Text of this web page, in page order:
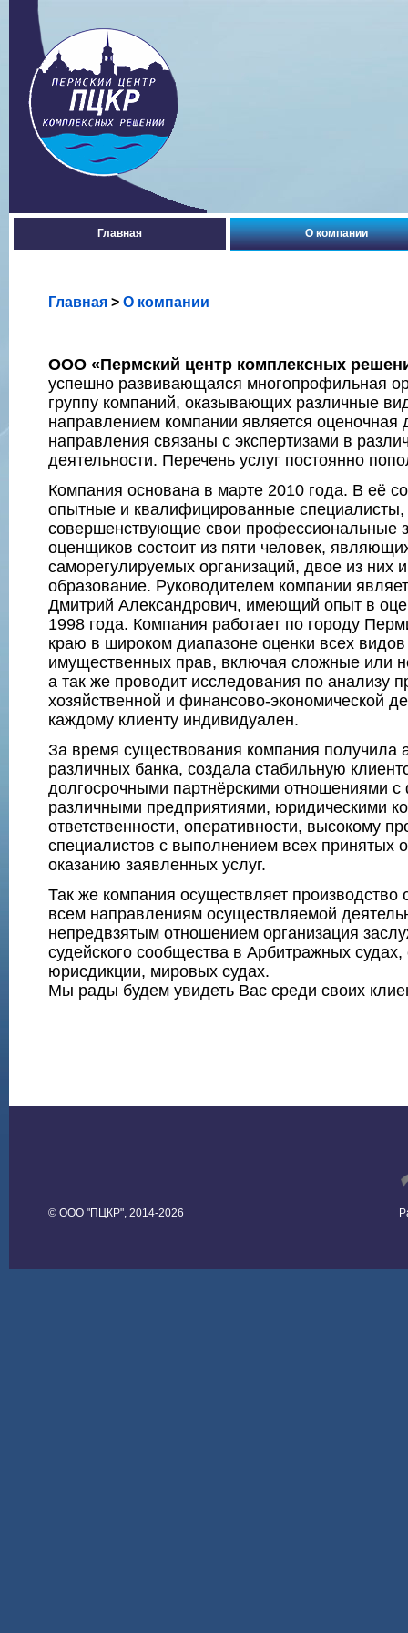
Главная О компании
Главная > О компании
ООО «Пермский центр комплексных
успешно развивающаяся многопрофильная
группу компаний, оказывающих различные
направлением компании является оценочная
направления связаны с экспертизами в
деятельности. Перечень услуг постоянно
Компания основана в марте 2010 года. В её
опытные и квалифицированные специалисты,
совершенствующие свои профессиональные
оценщиков состоит из пяти человек,
саморегулируемых организаций, двое из них
образование. Руководителем компании
Дмитрий Александрович, имеющий опыт в
1998 года. Компания работает по городу
краю в широком диапазоне оценки всех
имущественных прав, включая сложные или
а так же проводит исследования по анализу
хозяйственной и финансово-экономической
каждому клиенту индивидуален.
За время существования компания получила
различных банка, создала стабильную
долгосрочными партнёрскими отношениями
различными предприятиями, юридическими
ответственности, оперативности, высокому
специалистов с выполнением всех принятых
оказанию заявленных услуг.
Так же компания осуществляет производство
всем направлениям осуществляемой
непредвзятым отношением организация
судейского сообщества в Арбитражных
юрисдикции, мировых судах.
Мы рады будем увидеть Вас среди своих
© ООО "ПЦКР", 2014-2026